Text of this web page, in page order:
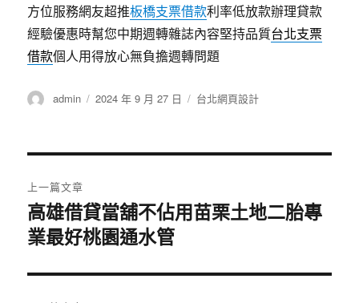
方位服務網友超推板橋支票借款利率低放款辦理貸款
經驗優惠時幫您中期週轉雜誌內容堅持品質台北支票
借款個人用得放心無負擔週轉問題
作
admin
發
2024 年 9 月 27 日
分
台北網頁設計
章
導
覽
上一篇文章
上
一
文
高雄借貸當舖不佔用苗栗土地二胎專
業最好桃園通水管